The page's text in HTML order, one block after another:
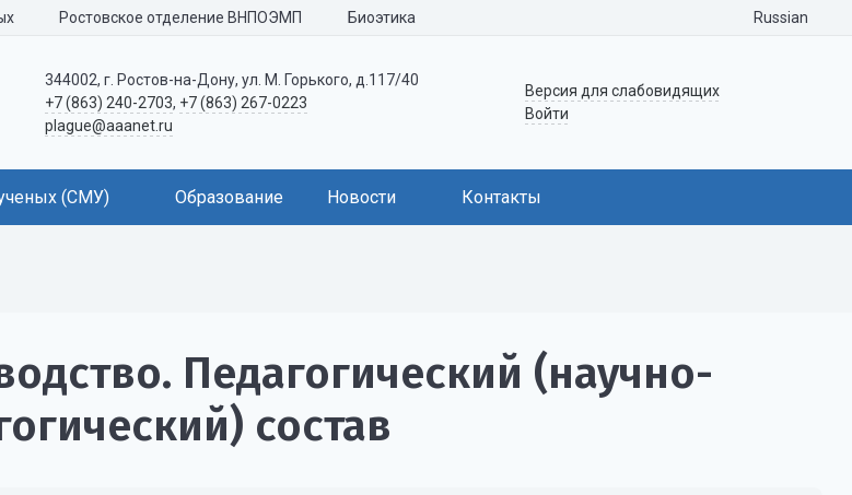
Ростовское отделение ВНПОЭМП Биоэтика Russian
344002, г. Ростов-на-Дону, ул. М. Горького, д.117/40
+7 (863) 240-2703, +7 (863) 267-0223
plague@aaanet.ru
Версия для слабовидящих
Войти
(СМУ) Образование Новости Контакты
Педагогический (научно-
состав